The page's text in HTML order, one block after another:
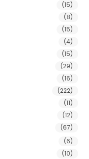
(15)
(8)
(15)
(4)
(15)
(29)
(16)
(222)
(11)
(12)
(67)
(6)
(10)